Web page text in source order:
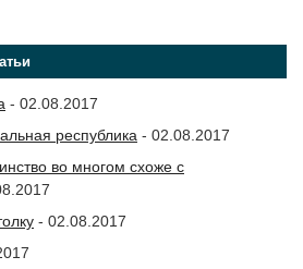
- 02.08.2017
республика - 02.08.2017
во многом схоже с
- 02.08.2017